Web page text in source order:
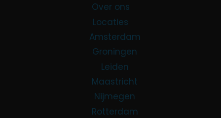
Over ons
Locaties
Amsterdam
Groningen
Leiden
Maastricht
Nijmegen
Rotterdam